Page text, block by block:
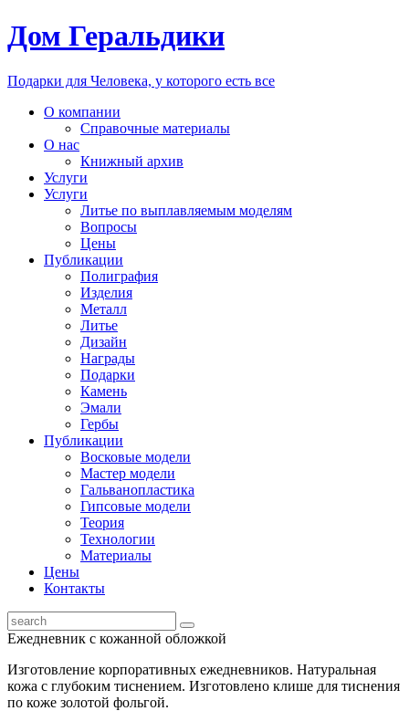
Дом Геральдики
Подарки для Человека, у которого есть все
О компании
Справочные материалы
О нас
Книжный архив
Услуги
Услуги
Литье по выплавляемым моделям
Вопросы
Цены
Публикации
Полиграфия
Изделия
Металл
Литье
Дизайн
Награды
Подарки
Камень
Эмали
Гербы
Публикации
Восковые модели
Мастер модели
Гальванопластика
Гипсовые модели
Теория
Технологии
Материалы
Цены
Контакты
Ежедневник с кожанной обложкой
Изготовление корпоративных ежедневников. Натуральная
кожа с глубоким тиснением. Изготовлено клише для тиснения
по коже золотой фольгой.